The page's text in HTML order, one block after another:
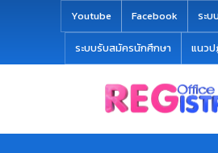
Youtube Facebook ระบ
ระบบรับสมัครนักศึกษา แนว